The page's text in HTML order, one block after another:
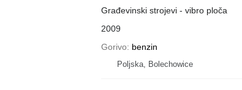
Građevinski strojevi - vibro ploča
2009
Gorivo
benzin
Poljska, Bolechowice